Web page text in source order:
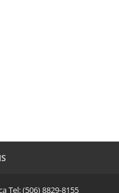
Tel: (506) 8829-8155